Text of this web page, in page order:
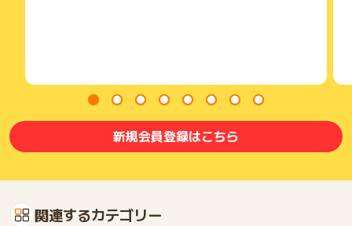
新規会員登録はこちら
関連するカテゴリー